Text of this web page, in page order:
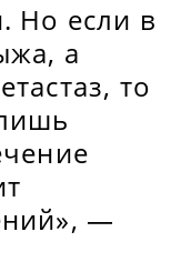
Но если в
а
то
—